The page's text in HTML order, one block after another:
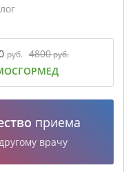
руб. 4800руб.
МОСГОРМЕД
приема
врачу